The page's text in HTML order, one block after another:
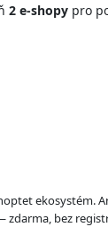
2 e-shopy pro
ekosystém.
zdarma, bez